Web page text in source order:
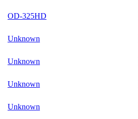
OD-325HD
Unknown
Unknown
Unknown
Unknown